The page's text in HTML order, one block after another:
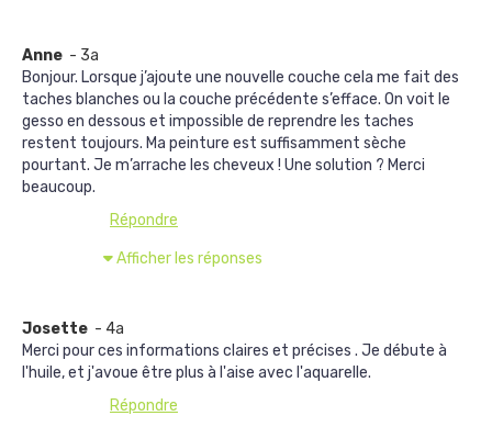
Anne - 3a
Bonjour. Lorsque j’ajoute une nouvelle couche cela me fait des
taches blanches ou la couche précédente s’efface. On voit le
gesso en dessous et impossible de reprendre les taches
restent toujours. Ma peinture est suffisamment sèche
pourtant. Je m’arrache les cheveux ! Une solution ? Merci
beaucoup.
Répondre
Afficher les réponses
Josette - 4a
Merci pour ces informations claires et précises . Je débute à
l'huile, et j'avoue être plus à l'aise avec l'aquarelle.
Répondre